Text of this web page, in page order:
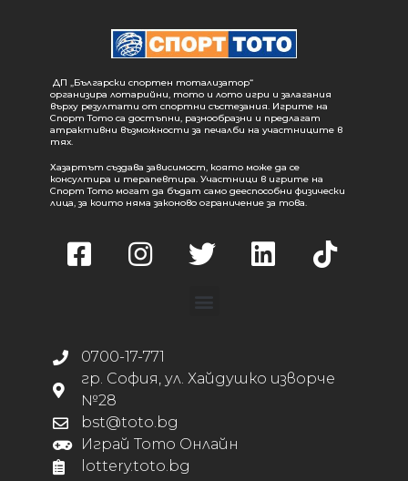
ДП „Български спортен тотализатор“
организира лотарийни, тото и лото игри и залагания
върху резултати от спортни състезания. Игрите на
Спорт Тото са достъпни, разнообразни и предлагат
атрактивни възможности за печалби на участниците в
тях.
Хазартът създава зависимост, която може да се
консултира и терапевтира. Участници в игрите на
Спорт Тото могат да бъдат само дееспособни физически
лица, за които няма законово ограничение за това.
0700-17-771
гр. София, ул. Хайдушко изворче
№28
bst@toto.bg
Играй Тото Онлайн
lottery.toto.bg